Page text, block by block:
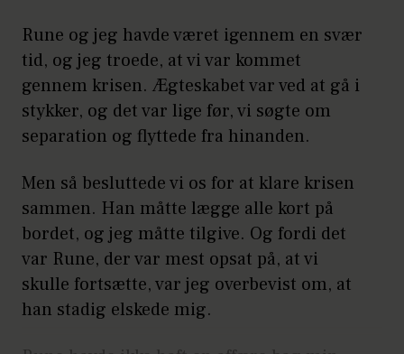
Rune og jeg havde været igennem en svær
tid, og jeg troede, at vi var kommet
gennem krisen. Ægteskabet var ved at gå i
stykker, og det var lige før, vi søgte om
separation og flyttede fra hinanden.
Men så besluttede vi os for at klare krisen
sammen. Han måtte lægge alle kort på
bordet, og jeg måtte tilgive. Og fordi det
var Rune, der var mest opsat på, at vi
skulle fortsætte, var jeg overbevist om, at
han stadig elskede mig.